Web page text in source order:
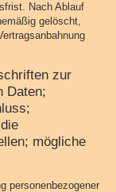
Nach Ablauf
gelöscht,
zur
Daten;
mögliche
personenbezogener